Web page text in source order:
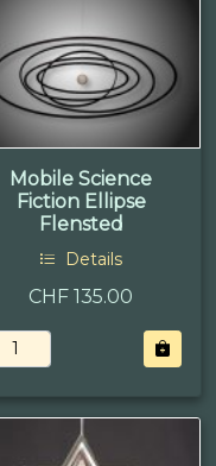
Mobile Science
Fiction Ellipse
Flensted
Details
CHF 135.00